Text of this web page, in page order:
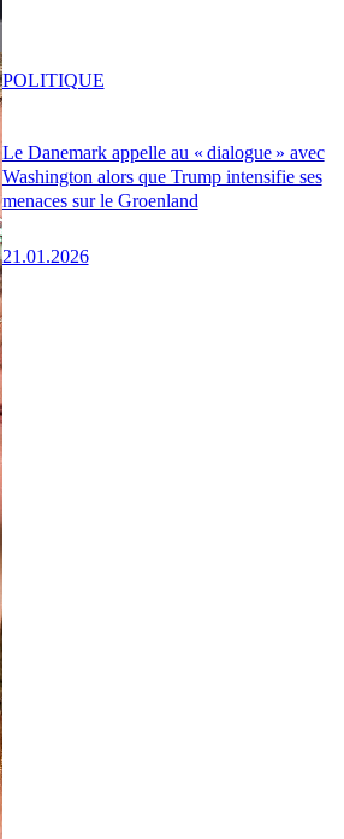
Le Danemark appelle au « dialogue » avec
Washington alors que Trump intensifie ses
menaces sur le Groenland
21.01.2026
POLITIQUE